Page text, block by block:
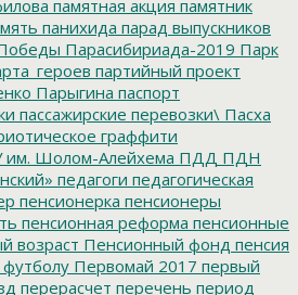
памятная акция памятник
панихида парад выпускников
Парасибириада-2019 Парк
партийный проект
Парыгина паспорт
пассажирские перевозки\ Пасха
граффити
Шолом-Алейхема ПДД ПДН
педагоги педагогическая
пенсионерка пенсионеры
пенсионная реформа пенсионные
возраст Пенсионный фонд пенсия
Первомай 2017 первый
перерасчет перечень период